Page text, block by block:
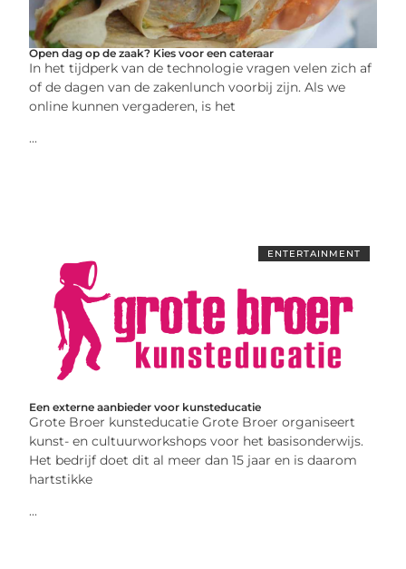
Open dag op de zaak? Kies voor een cateraar
In het tijdperk van de technologie vragen velen zich af
of de dagen van de zakenlunch voorbij zijn. Als we
online kunnen vergaderen, is het
...
ENTERTAINMENT
Een externe aanbieder voor kunsteducatie
Grote Broer kunsteducatie Grote Broer organiseert
kunst- en cultuurworkshops voor het basisonderwijs.
Het bedrijf doet dit al meer dan 15 jaar en is daarom
hartstikke
...